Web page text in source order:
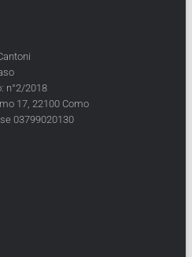
n°2/2018
17, 22100 Como
03799020130